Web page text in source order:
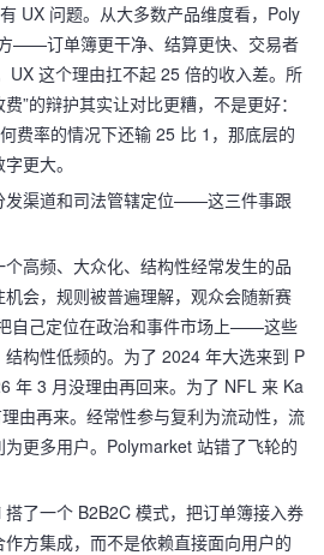
UX 问题。从大多数产品维度看，Poly
——订单簿更干净、结算更快、交易者
UX 这个理由扛不起 25 倍的收入差。所
”的辩护其实让对比更糟，不是更好：
费率的情况下还输 25 比 1，那底层的
更大。
发渠道和司法管辖定位——这三件事跟
高频、大众化、结构性经常发生的品
会，规则被普遍理解，观众会随新赛
自己定位在政治和事件市场上——这些
构性低频的。为了 2024 年大选来到 P
年 3 月没理由再回来。为了 NFL 来 Ka
由再来。经常性参与复利为流动性，流
更多用户。Polymarket 站错了飞轮的
了一个 B2B2C 模式，把订单簿接入券
方集成，而不是依赖直接面向用户的